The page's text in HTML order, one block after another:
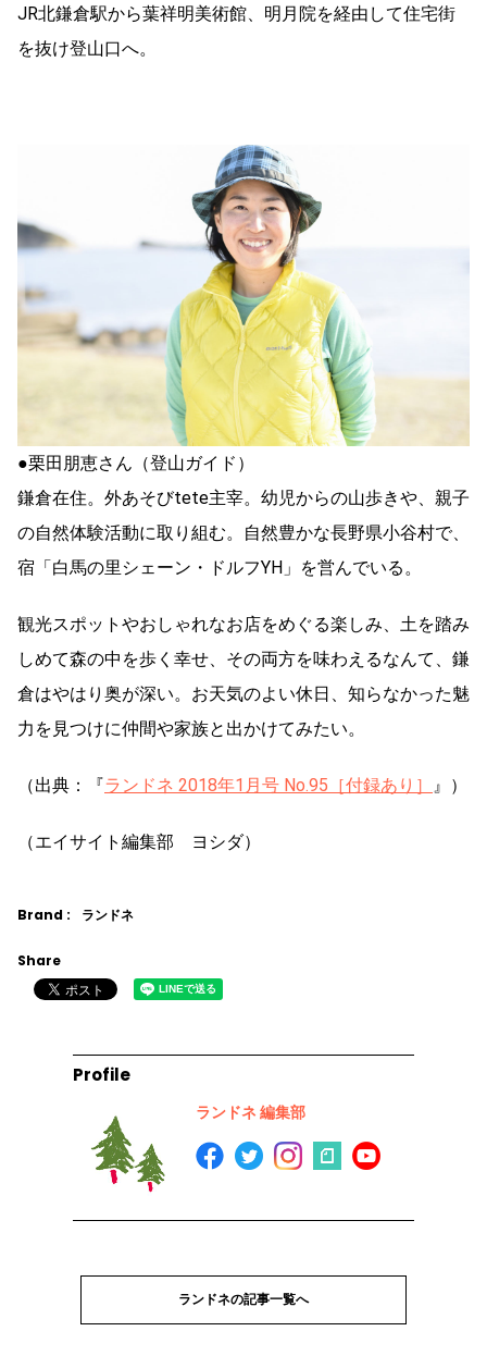
JR北鎌倉駅から葉祥明美術館、明月院を経由して住宅街
を抜け登山口へ。
●栗田朋恵さん（登山ガイド）
鎌倉在住。外あそびtete主宰。幼児からの山歩きや、親子
の自然体験活動に取り組む。自然豊かな長野県小谷村で、
宿「白馬の里シェーン・ドルフYH」を営んでいる。
観光スポットやおしゃれなお店をめぐる楽しみ、土を踏み
しめて森の中を歩く幸せ、その両方を味わえるなんて、鎌
倉はやはり奥が深い。お天気のよい休日、知らなかった魅
力を見つけに仲間や家族と出かけてみたい。
（出典：『ランドネ 2018年1月号 No.95［付録あり］ 』）
（エイサイト編集部 ヨシダ）
Brand : ランドネ
Share
Profile
ランドネ 編集部
ランドネの記事一覧へ